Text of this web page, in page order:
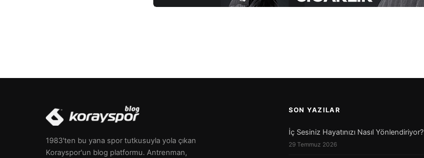
1983'ten bu yana spor tutkusuyla yola çıkan
Korayspor'un blog platformu. Antrenman,
SON YAZILAR
İç Sesiniz Hayatınızı Nasıl Yönlendiriyor?
29 Temmuz 2026